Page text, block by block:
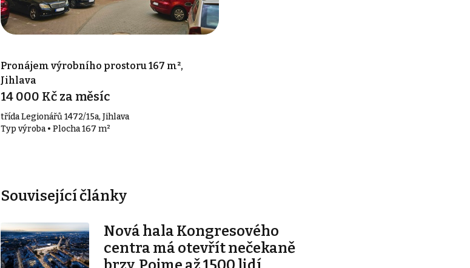
Pronájem výrobního prostoru 167 m²,
Jihlava
14 000 Kč za měsíc
třída Legionářů 1472/15a, Jihlava
Typ výroba • Plocha 167 m²
Související články
Nová hala Kongresového
centra má otevřít nečekaně